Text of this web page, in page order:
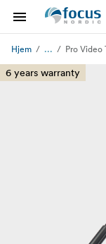
Hjem ... Pro Video
6 years warranty